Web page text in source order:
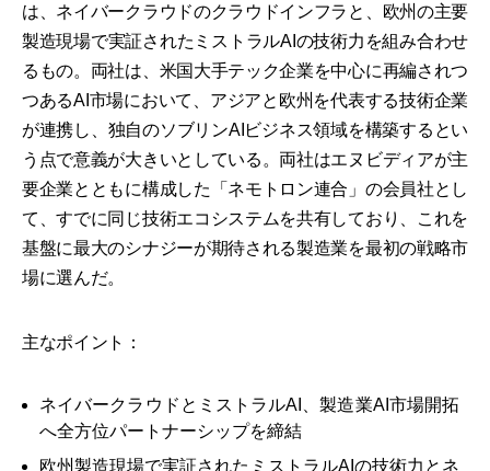
は、ネイバークラウドのクラウドインフラと、欧州の主要
製造現場で実証されたミストラルAIの技術力を組み合わせ
るもの。両社は、米国大手テック企業を中心に再編されつ
つあるAI市場において、アジアと欧州を代表する技術企業
が連携し、独自のソブリンAIビジネス領域を構築するとい
う点で意義が大きいとしている。両社はエヌビディアが主
要企業とともに構成した「ネモトロン連合」の会員社とし
て、すでに同じ技術エコシステムを共有しており、これを
基盤に最大のシナジーが期待される製造業を最初の戦略市
場に選んだ。
主なポイント：
ネイバークラウドとミストラルAI、製造業AI市場開拓
へ全方位パートナーシップを締結
欧州製造現場で実証されたミストラルAIの技術力とネ